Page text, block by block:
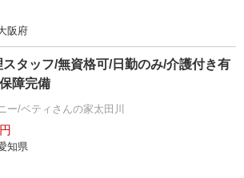
阪府
スタッフ/無資格可/日勤のみ/介護付き有
障完備
ー/ベティさんの家太田川
知県